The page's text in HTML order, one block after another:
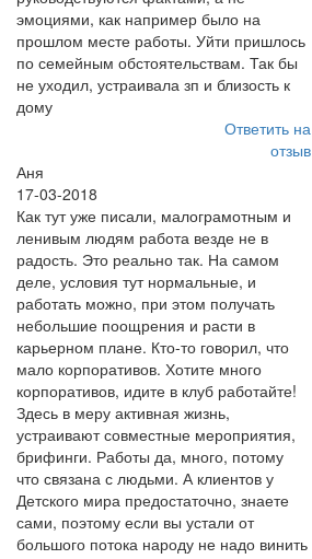
эмоциями, как например было на
прошлом месте работы. Уйти пришлось
по семейным обстоятельствам. Так бы
не уходил, устраивала зп и близость к
дому
Ответить на
отзыв
Аня
17-03-2018
Как тут уже писали, малограмотным и
ленивым людям работа везде не в
радость. Это реально так. На самом
деле, условия тут нормальные, и
работать можно, при этом получать
небольшие поощрения и расти в
карьерном плане. Кто-то говорил, что
мало корпоративов. Хотите много
корпоративов, идите в клуб работайте!
Здесь в меру активная жизнь,
устраивают совместные мероприятия,
брифинги. Работы да, много, потому
что связана с людьми. А клиентов у
Детского мира предостаточно, знаете
сами, поэтому если вы устали от
большого потока народу не надо винить